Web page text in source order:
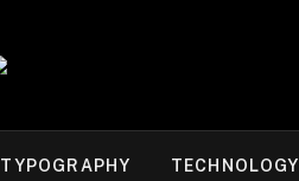
TYPOGRAPHY TECHNOLOGY